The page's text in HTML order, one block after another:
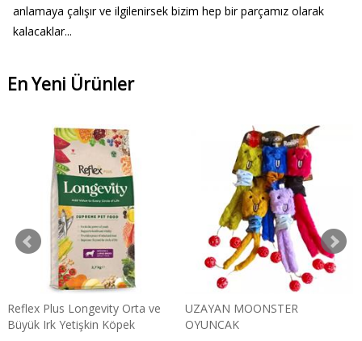
anlamaya çalışır ve ilgilenirsek bizim hep bir parçamız olarak
kalacaklar...
En Yeni Ürünler
Reflex Plus Longevity Orta ve
Büyük Irk Yetişkin Köpek
UZAYAN MOONSTER
OYUNCAK